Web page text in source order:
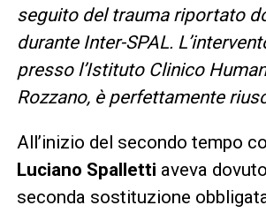
seguito del trauma riportato
durante Inter-SPAL.
presso l’Istituto Clinico
Rozzano, è perfettamente
All’inizio del secondo tempo
Luciano Spalletti aveva
seconda sostituzione